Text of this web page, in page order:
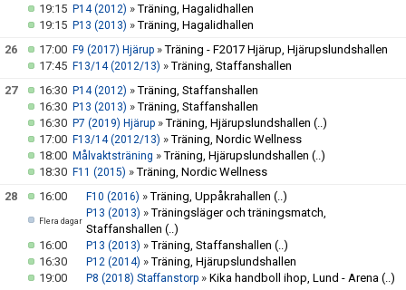
19:15 P14 (2012) »Träning, Hagalidhallen
19:15 P13 (2013) »Träning, Hagalidhallen
26
17:00 F9 (2017) Hjärup »Träning - F2017 Hjärup, Hjärupslundshallen
17:45 F13/14 (2012/13) »Träning, Staffanshallen
27
16:30 P14 (2012) »Träning, Staffanshallen
16:30 P13 (2013) »Träning, Staffanshallen
16:30 P7 (2019) Hjärup »Träning, Hjärupslundshallen (..)
17:00 F13/14 (2012/13) »Träning, Nordic Wellness
18:00 Målvaktsträning »Träning, Hjärupslundshallen (..)
18:30 F11 (2015) »Träning, Nordic Wellness
28
16:00 F10 (2016) »Träning, Uppåkrahallen (..)
Flera dagar
P13 (2013) »Träningsläger och träningsmatch,
Staffanshallen (..)
16:00
P13 (2013) »Träning, Staffanshallen (..)
16:30
P12 (2014) »Träning, Hjärupslundshallen
19:00
P8 (2018) Staffanstorp » Kika handboll ihop, Lund - Arena (..)